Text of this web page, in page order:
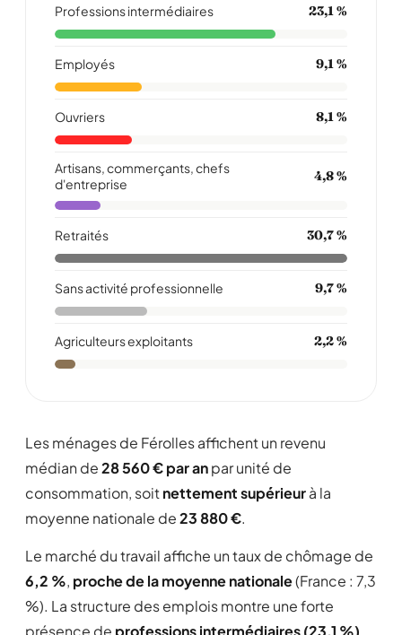
Professions intermédiaires 23,1 %
Employés 9,1 %
Ouvriers 8,1 %
Artisans, commerçants, chefs
d'entreprise
4,8 %
Retraités 30,7 %
Sans activité professionnelle 9,7 %
Agriculteurs exploitants 2,2 %
Les ménages de Férolles affichent un revenu
médian de28 560 € par anpar unité de
consommation, soitnettement supérieurà la
moyenne nationale de23 880 €.
Le marché du travail affiche un taux de chômage de
6,2 %, proche de la moyenne nationale(France : 7,3
%). La structure des emplois montre une forte
présence de professions intermédiaires (23,1 %)